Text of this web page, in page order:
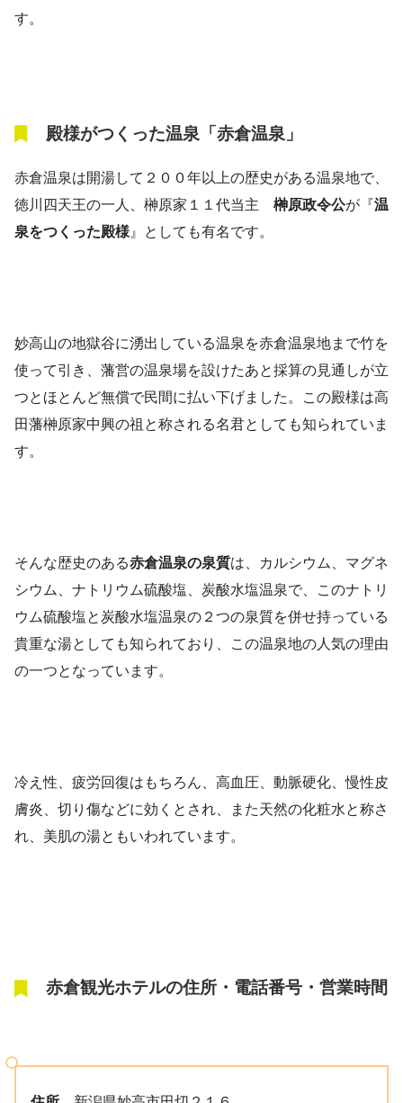
す。
殿様がつくった温泉「赤倉温泉」
赤倉温泉は開湯して２００年以上の歴史がある温泉地で、
徳川四天王の一人、榊原家１１代当主 榊原政令公が『温
泉をつくった殿様 』としても有名です。
妙高山の地獄谷に湧出している温泉を赤倉温泉地まで竹を
使って引き、藩営の温泉場を設けたあと採算の見通しが立
つとほとんど無償で民間に払い下げました。この殿様は高
田藩榊原家中興の祖と称される名君としても知られていま
す。
そんな歴史のある赤倉温泉の泉質は、カルシウム、マグネ
シウム、ナトリウム硫酸塩、炭酸水塩温泉で、このナトリ
ウム硫酸塩と炭酸水塩温泉の２つの泉質を併せ持っている
貴重な湯としても知られており、この温泉地の人気の理由
の一つとなっています。
冷え性、疲労回復はもちろん、高血圧、動脈硬化、慢性皮
膚炎、切り傷などに効くとされ、また天然の化粧水と称さ
れ、美肌の湯ともいわれています。
赤倉観光ホテルの住所・電話番号・営業時間